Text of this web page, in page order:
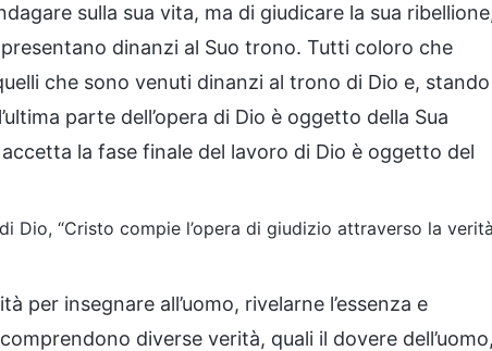
sulla sua vita, ma di giudicare la sua
dinanzi al Suo trono. Tutti coloro che
che sono venuti dinanzi al trono di Dio e, stando
parte dell’opera di Dio è oggetto della Sua
la fase finale del lavoro di Dio è oggetto del
Dio, “Cristo compie l’opera di giudizio attraverso la
per insegnare all’uomo, rivelarne l’essenza e
diverse verità, quali il dovere dell’uomo,